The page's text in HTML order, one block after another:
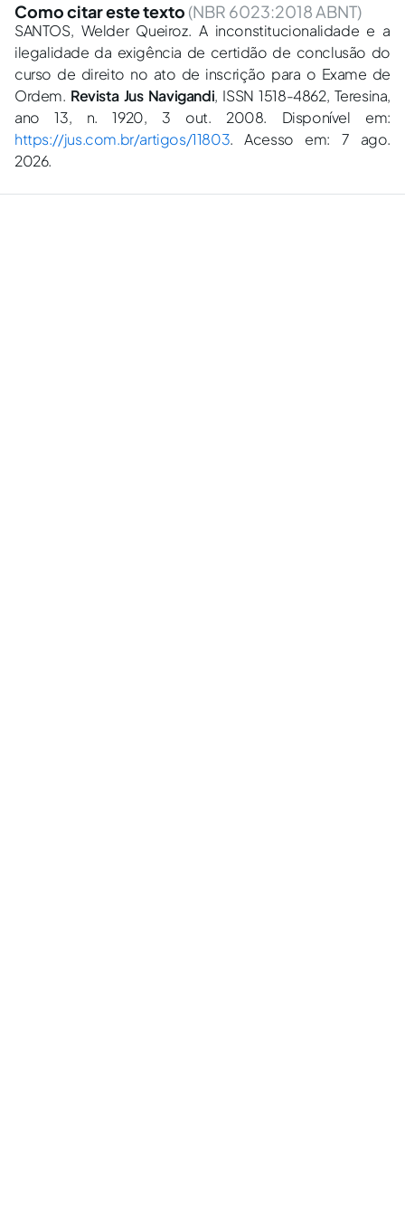
Como citar este texto (NBR 6023:2018 ABNT)
SANTOS, Welder Queiroz. A inconstitucionalidade e a
ilegalidade da exigência de certidão de conclusão do
curso de direito no ato de inscrição para o Exame de
Ordem. Revista Jus Navigandi, ISSN 1518-4862, Teresina,
ano 13, n. 1920, 3 out. 2008. Disponível em:
https://jus.com.br/artigos/11803. Acesso em: 7 ago.
2026.